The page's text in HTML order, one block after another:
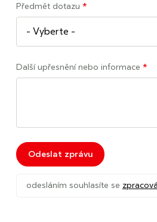
Předmět dotazu *
Další upřesnění nebo informace *
Odeslat zprávu
odesláním souhlasíte se